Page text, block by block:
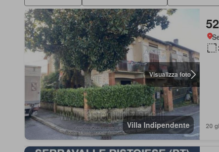
Visualizza foto
Villa Indipendente 20